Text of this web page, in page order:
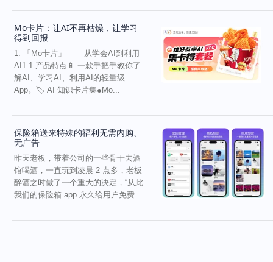
Mo卡片：让AI不再枯燥，让学习
得到回报
1. 「Mo卡片」—— 从学会AI到利用
AI1.1 产品特点📱 一款手把手教你了
解AI、学习AI、利用AI的轻量级
App。🏷 AI 知识卡片集●Mo...
保险箱送来特殊的福利无需内购、
无广告
昨天老板，带着公司的一些骨干去酒
馆喝酒，一直玩到凌晨 2 点多，老板
醉酒之时做了一个重大的决定，“从此
我们的保险箱 app 永久给用户免费，